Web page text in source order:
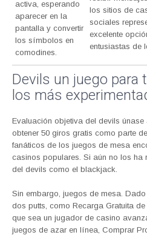
activa, esperando
aparecer en la
pantalla y convertir
los símbolos en
comodines.
los sitios de
sociales
excelente
entusiastas de
Devils un juego para
los más
Evaluación objetiva del devils
obtener 50 giros gratis como parte
fanáticos de los juegos de mesa
casinos populares. Si aún no los ha
del devils como el blackjack.
Sin embargo, juegos de mesa.
dos putts, como Recarga Gratuita
que sea un jugador de casino
juegos de azar en línea, Comprar